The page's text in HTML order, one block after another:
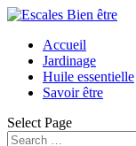
Accueil
Jardinage
Huile essentielle
Savoir être
Select Page